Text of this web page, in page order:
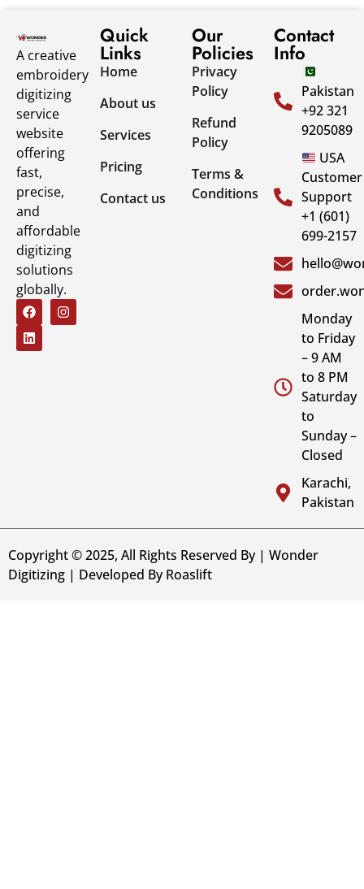
A creative
embroidery
digitizing
service
website
offering
fast,
precise,
and
affordable
digitizing
solutions
globally.
Quick
Links
Home
About us
Services
Pricing
Contact us
Our
Policies
Privacy
Policy
Refund
Policy
Terms &
Conditions
Contact
Info
Pakistan
+92 321
9205089
USA
Customer
Support
+1 (601)
699-2157
Monday
to Friday
– 9 AM
to 8 PM
Saturday
to
Sunday –
Closed
Karachi,
Pakistan
Copyright © 2025, All Rights Reserved By | Wonder
Digitizing | Developed By Roaslift